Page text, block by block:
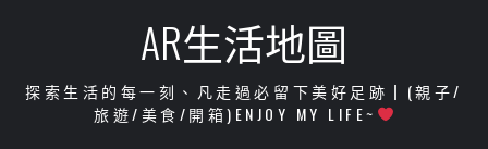
AR生活地圖
探索生活的每一刻、凡走過必留下美好足跡┃(親子/
旅遊/美食/開箱)ENJOY MY LIFE~